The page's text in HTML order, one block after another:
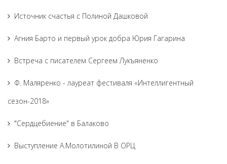
Источник счастья с Полиной Дашковой
Агния Барто и первый урок добра Юрия Гагарина
Встреча с писателем Сергеем Лукъяненко
Ф. Маляренко - лауреат фестиваля «Интеллигентный
сезон-2018»
"Сердцебиение" в Балаково
Выступление А.Молотилиной В ОРЦ